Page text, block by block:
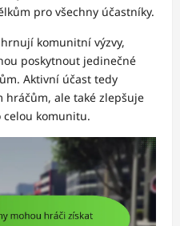
pro všechny účastníky.
komunitní výzvy,
poskytnout jedinečné
Aktivní účast tedy
hráčům, ale také zlepšuje
celou komunitu.